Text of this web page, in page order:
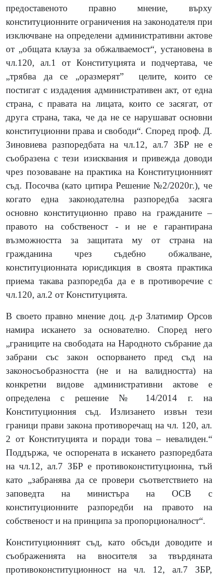
предоставеното правно мнение, върху
конституционните ограничения на законодателя при
изключване на определени административни актове
от „общата клауза за обжалваемост“, установена в
чл.120, ал.1 от Конституцията и подчертава, че
„трябва да се „оразмерят”
целите, които се
постигат с издадения административен акт, от една
страна, с правата на лицата, които се засягат, от
друга страна, така, че да не се нарушават основни
конституционни права и свободи“. Според проф. Д.
Зиновиева разпоредбата на чл.12, ал.7 ЗБР не е
съобразена с тези изисквания и привежда доводи
чрез позоваване на практика на Конституционният
съд. Посочва (като цитира Решение №2/2020г.), че
когато една законодателна разпоредба засяга
основно конституционно право на гражданите –
правото на собственост - и не е гарантирана
възможността за защитата му от страна на
гражданина чрез съдебно обжалване,
конституционната юрисдикция в своята практика
приема такава разпоредба да е в противоречие с
чл.120, ал.2 от Конституцията.
В своето правно мнение доц. д-р Златимир Орсов
намира искането за основателно. Според него
„границите на свободата на Народното събрание да
забрани със закон оспорването пред съд на
законосъобразността (не и на валидността) на
конкретни видове административни актове е
определена с решение № 14/2014 г. на
Конституционния съд. Излизането извън тези
граници прави закона противоречащ на чл. 120, ал.
2 от Конституцията и поради това – невалиден.“
Поддържа, че оспорената в искането разпоредбата
на чл.12, ал.7 ЗБР е противоконституционна, тъй
като „забранява да се провери съответствието на
заповедта на министъра на ОСВ с
конституционните разпоредби на правото на
собственост и на принципа за пропорционалност“.
Конституционният съд, като обсъди доводите и
съображенията на вносителя за твърдяната
противоконституционност на чл. 12, ал.7 ЗБР,